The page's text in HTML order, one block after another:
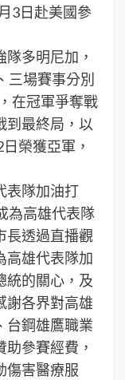
3日赴美國參
多明尼加，
三場賽事分別
在冠軍爭奪戰
到最終局，以
榮獲亞軍，
表隊加油打
為高雄代表隊
長透過直播觀
高雄代表隊加
統的關心，及
謝各界對高雄
台鋼雄鷹職業
參賽經費，
傷害醫療服